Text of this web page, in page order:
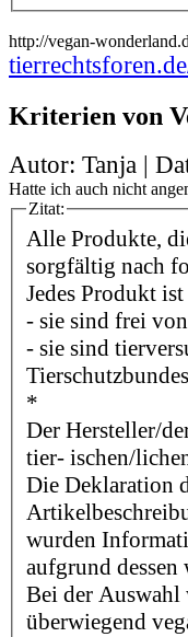
http://vegan-
Kriterien von
Autor: Tanja |
Hatte ich auch nicht
Zitat:
Alle Produkte,
sorgfältig nach
Jedes Produkt
- sie sind frei
- sie sind
*
Der Hersteller/
tier- ischen/
Die Deklaration
wurden
aufgrund
Bei der Auswahl
überwiegend